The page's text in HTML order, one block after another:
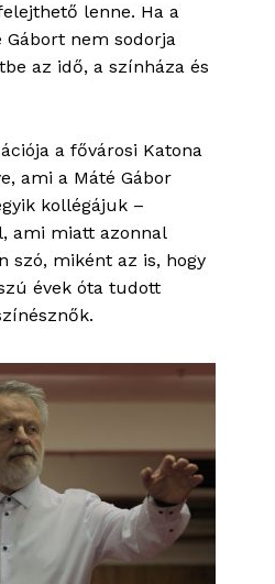
tájékoztatólenne. Ha a
nem sodorja
az idő, a színháza és
a fővárosi Katona
ami a Máté Gábor
kollégájuk –
ami miatt azonnal
szó, miként az is, hogy
évek óta tudott